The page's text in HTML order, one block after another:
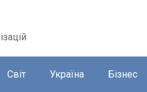
Світ Україна Бізнес